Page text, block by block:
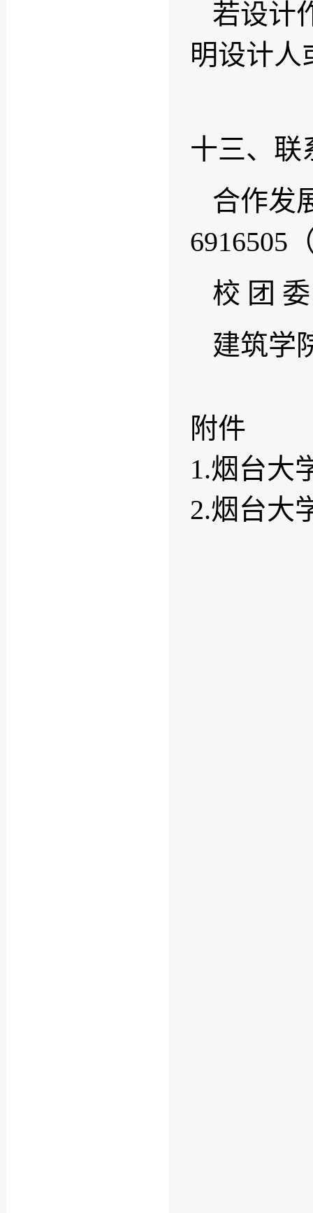
若设计
明设计人
十三、联
合作发
6916505
校 团
建筑学
附件
1.烟台大
2.烟台大